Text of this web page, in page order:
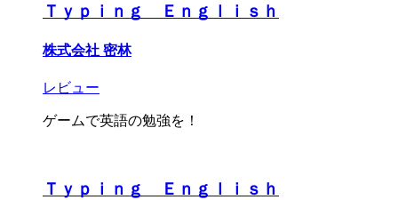
Ｔｙｐｉｎｇ Ｅｎｇｌｉｓｈ
株式会社 密林
レビュー
ゲームで英語の勉強を！
Ｔｙｐｉｎｇ Ｅｎｇｌｉｓｈ